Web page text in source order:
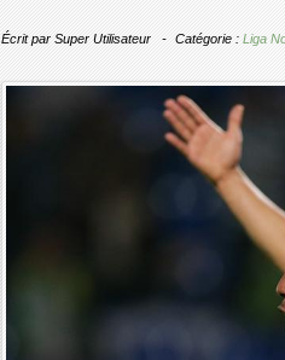
Écrit par Super Utilisateur Catégorie : Liga